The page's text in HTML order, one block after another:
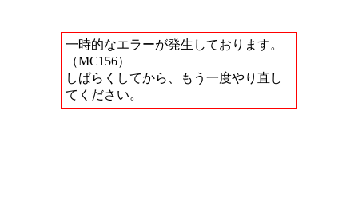
一時的なエラーが発生しております。
（MC156）
しばらくしてから、もう一度やり直し
てください。